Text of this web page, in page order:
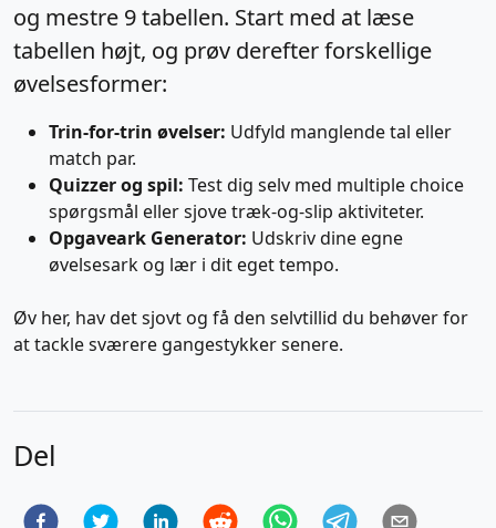
og mestre 9 tabellen. Start med at læse
tabellen højt, og prøv derefter forskellige
øvelsesformer:
Trin-for-trin øvelser: Udfyld manglende tal eller
match par.
Quizzer og spil: Test dig selv med multiple choice
spørgsmål eller sjove træk-og-slip aktiviteter.
Opgaveark Generator: Udskriv dine egne
øvelsesark og lær i dit eget tempo.
Øv her, hav det sjovt og få den selvtillid du behøver for
at tackle sværere gangestykker senere.
Del